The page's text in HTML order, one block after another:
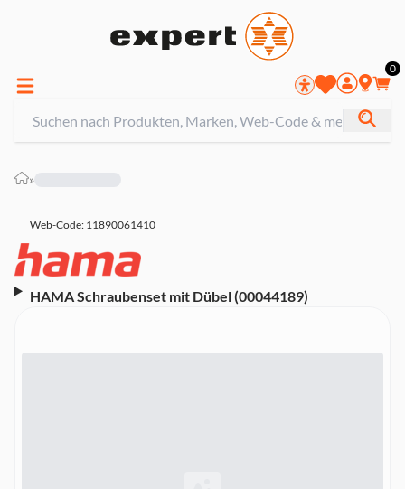
0
»
Web-Code: 11890061410
HAMA Schraubenset mit Dübel (00044189)